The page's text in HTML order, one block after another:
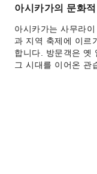
아시카가의 문화
아시카가는 사무라
과 지역 축제에 이르
합니다. 방문객은 옛
그 시대를 이어온 관